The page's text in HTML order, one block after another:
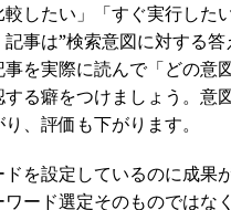
したい」「すぐ実行した
事は”検索意図に対する答
を実際に読んで「どの意
る癖をつけましょう。意
、評価も下がります。
を設定しているのに成果
ード選定そのものではな